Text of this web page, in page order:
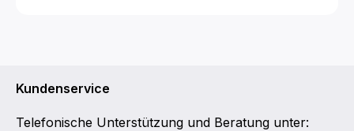
Kundenservice
Telefonische Unterstützung und Beratung unter: